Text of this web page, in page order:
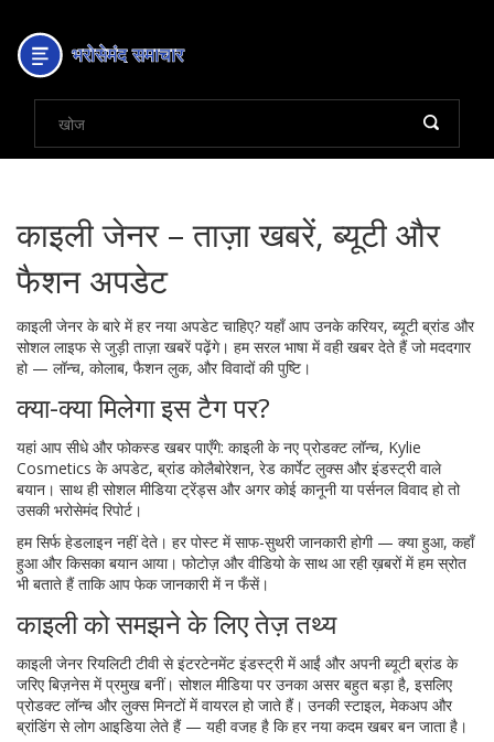
काइली जेनर – ताज़ा खबरें, ब्यूटी और
फैशन अपडेट
काइली जेनर के बारे में हर नया अपडेट चाहिए? यहाँ आप उनके करियर, ब्यूटी ब्रांड और
सोशल लाइफ से जुड़ी ताज़ा खबरें पढ़ेंगे। हम सरल भाषा में वही खबर देते हैं जो मददगार
हो — लॉन्च, कोलाब, फैशन लुक, और विवादों की पुष्टि।
क्या-क्या मिलेगा इस टैग पर?
यहां आप सीधे और फोकस्ड खबर पाएँगे: काइली के नए प्रोडक्ट लॉन्च, Kylie
Cosmetics के अपडेट, ब्रांड कोलैबोरेशन, रेड कार्पेट लुक्स और इंडस्ट्री वाले
बयान। साथ ही सोशल मीडिया ट्रेंड्स और अगर कोई कानूनी या पर्सनल विवाद हो तो
उसकी भरोसेमंद रिपोर्ट।
हम सिर्फ हेडलाइन नहीं देते। हर पोस्ट में साफ-सुथरी जानकारी होगी — क्या हुआ, कहाँ
हुआ और किसका बयान आया। फोटोज़ और वीडियो के साथ आ रही ख़बरों में हम स्रोत
भी बताते हैं ताकि आप फेक जानकारी में न फँसें।
काइली को समझने के लिए तेज़ तथ्य
काइली जेनर रियलिटी टीवी से इंटरटेनमेंट इंडस्ट्री में आईं और अपनी ब्यूटी ब्रांड के
जरिए बिज़नेस में प्रमुख बनीं। सोशल मीडिया पर उनका असर बहुत बड़ा है, इसलिए
प्रोडक्ट लॉन्च और लुक्स मिनटों में वायरल हो जाते हैं। उनकी स्टाइल, मेकअप और
ब्रांडिंग से लोग आइडिया लेते हैं — यही वजह है कि हर नया कदम खबर बन जाता है।